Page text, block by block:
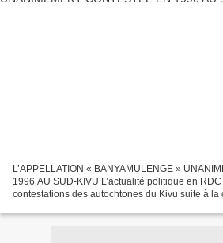
L’APPELLATION « BANYAMULENGE »
1996 AU SUD-KIVU L’actualité politique en
contestations des autochtones du Kivu suite à